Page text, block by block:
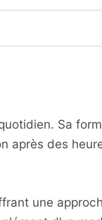
Sa
après des
une